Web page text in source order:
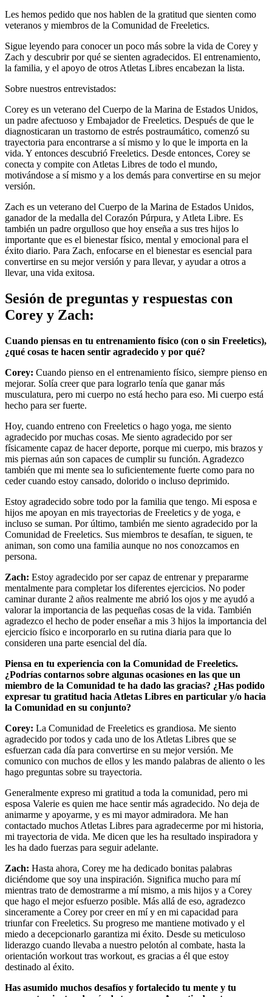
Les hemos pedido que nos hablen de la gratitud que sienten como
veteranos y miembros de la Comunidad de Freeletics.
Sigue leyendo para conocer un poco más sobre la vida de Corey y
Zach y descubrir por qué se sienten agradecidos. El entrenamiento,
la familia, y el apoyo de otros Atletas Libres encabezan la lista.
Sobre nuestros entrevistados:
Corey es un veterano del Cuerpo de la Marina de Estados Unidos,
un padre afectuoso y Embajador de Freeletics. Después de que le
diagnosticaran un trastorno de estrés postraumático, comenzó su
trayectoria para encontrarse a sí mismo y lo que le importa en la
vida. Y entonces descubrió Freeletics. Desde entonces, Corey se
conecta y compite con Atletas Libres de todo el mundo,
motivándose a sí mismo y a los demás para convertirse en su mejor
versión.
Zach es un veterano del Cuerpo de la Marina de Estados Unidos,
ganador de la medalla del Corazón Púrpura, y Atleta Libre. Es
también un padre orgulloso que hoy enseña a sus tres hijos lo
importante que es el bienestar físico, mental y emocional para el
éxito diario. Para Zach, enfocarse en el bienestar es esencial para
convertirse en su mejor versión y para llevar, y ayudar a otros a
llevar, una vida exitosa.
Sesión de preguntas y respuestas con
Corey y Zach:
Cuando piensas en tu entrenamiento físico (con o sin Freeletics),
¿qué cosas te hacen sentir agradecido y por qué?
Corey: Cuando pienso en el entrenamiento físico, siempre pienso en
mejorar. Solía creer que para lograrlo tenía que ganar más
musculatura, pero mi cuerpo no está hecho para eso. Mi cuerpo está
hecho para ser fuerte.
Hoy, cuando entreno con Freeletics o hago yoga, me siento
agradecido por muchas cosas. Me siento agradecido por ser
físicamente capaz de hacer deporte, porque mi cuerpo, mis brazos y
mis piernas aún son capaces de cumplir su función. Agradezco
también que mi mente sea lo suficientemente fuerte como para no
ceder cuando estoy cansado, dolorido o incluso deprimido.
Estoy agradecido sobre todo por la familia que tengo. Mi esposa e
hijos me apoyan en mis trayectorias de Freeletics y de yoga, e
incluso se suman. Por último, también me siento agradecido por la
Comunidad de Freeletics. Sus miembros te desafían, te siguen, te
animan, son como una familia aunque no nos conozcamos en
persona.
Zach: Estoy agradecido por ser capaz de entrenar y prepararme
mentalmente para completar los diferentes ejercicios. No poder
caminar durante 2 años realmente me abrió los ojos y me ayudó a
valorar la importancia de las pequeñas cosas de la vida. También
agradezco el hecho de poder enseñar a mis 3 hijos la importancia del
ejercicio físico e incorporarlo en su rutina diaria para que lo
consideren una parte esencial del día.
Piensa en tu experiencia con la Comunidad de Freeletics.
¿Podrías contarnos sobre algunas ocasiones en las que un
miembro de la Comunidad te ha dado las gracias? ¿Has podido
expresar tu gratitud hacia Atletas Libres en particular y/o hacia
la Comunidad en su conjunto?
Corey: La Comunidad de Freeletics es grandiosa. Me siento
agradecido por todos y cada uno de los Atletas Libres que se
esfuerzan cada día para convertirse en su mejor versión. Me
comunico con muchos de ellos y les mando palabras de aliento o les
hago preguntas sobre su trayectoria.
Generalmente expreso mi gratitud a toda la comunidad, pero mi
esposa Valerie es quien me hace sentir más agradecido. No deja de
animarme y apoyarme, y es mi mayor admiradora. Me han
contactado muchos Atletas Libres para agradecerme por mi historia,
mi trayectoria de vida. Me dicen que les ha resultado inspiradora y
les ha dado fuerzas para seguir adelante.
Zach: Hasta ahora, Corey me ha dedicado bonitas palabras
diciéndome que soy una inspiración. Significa mucho para mí
mientras trato de demostrarme a mí mismo, a mis hijos y a Corey
que hago el mejor esfuerzo posible. Más allá de eso, agradezco
sinceramente a Corey por creer en mí y en mi capacidad para
triunfar con Freeletics. Su progreso me mantiene motivado y el
miedo a decepcionarlo garantiza mi éxito. Desde su meticuloso
liderazgo cuando llevaba a nuestro pelotón al combate, hasta la
orientación workout tras workout, es gracias a él que estoy
destinado al éxito.
Has asumido muchos desafíos y fortalecido tu mente y tu